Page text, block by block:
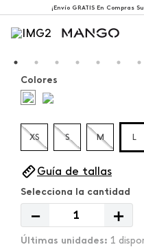
¡Envío GRATIS En Compras
Colores
XS S M L
Guía de tallas
＋
－
1